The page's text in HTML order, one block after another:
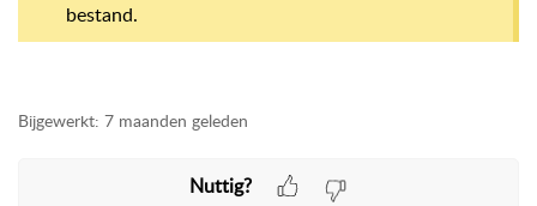
bestand.
Bijgewerkt: 7 maanden geleden
Nuttig?